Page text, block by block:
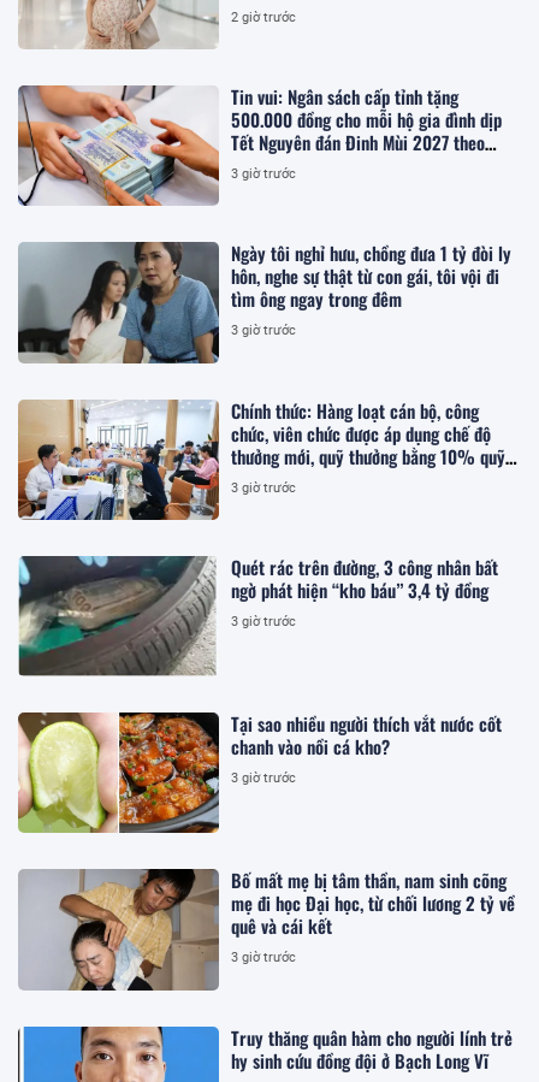
2 giờ trước
Tin vui: Ngân sách cấp tỉnh tặng
500.000 đồng cho mỗi hộ gia đình dịp
Tết Nguyên đán Đinh Mùi 2027 theo
Nghị quyết 83 khi thuộc trường hợp
nào?
3 giờ trước
Ngày tôi nghỉ hưu, chồng đưa 1 tỷ đòi ly
hôn, nghe sự thật từ con gái, tôi vội đi
tìm ông ngay trong đêm
3 giờ trước
Chính thức: Hàng loạt cán bộ, công
chức, viên chức được áp dụng chế độ
thưởng mới, quỹ thưởng bằng 10% quỹ
lương
3 giờ trước
Quét rác trên đường, 3 công nhân bất
ngờ phát hiện “kho báu” 3,4 tỷ đồng
3 giờ trước
Tại sao nhiều người thích vắt nước cốt
chanh vào nồi cá kho?
3 giờ trước
Bố mất mẹ bị tâm thần, nam sinh cõng
mẹ đi học Đại học, từ chối lương 2 tỷ về
quê và cái kết
3 giờ trước
Truy thăng quân hàm cho người lính trẻ
hy sinh cứu đồng đội ở Bạch Long Vĩ